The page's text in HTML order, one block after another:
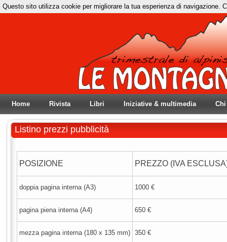
Questo sito utilizza cookie per migliorare la tua esperienza di navigazione.
Home Rivista Libri Iniziative & multimedia
Listino prezzi pubblicità
POSIZIONE PREZZO (IVA
doppia pagina interna (A3) 1000 €
pagina piena interna (A4) 650 €
mezza pagina interna (180 x 135 mm) 350 €